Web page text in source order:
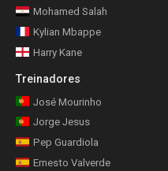
Mohamed Salah
Kylian Mbappe
Harry Kane
Treinadores
José Mourinho
Jorge Jesus
Pep Guardiola
Ernesto Valverde